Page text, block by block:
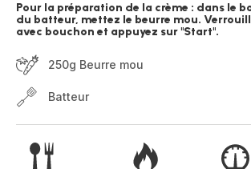
Pour la préparation de la crème : dans le
du batteur, mettez le beurre mou.
avec bouchon et appuyez sur "Start".
250g Beurre mou
Batteur